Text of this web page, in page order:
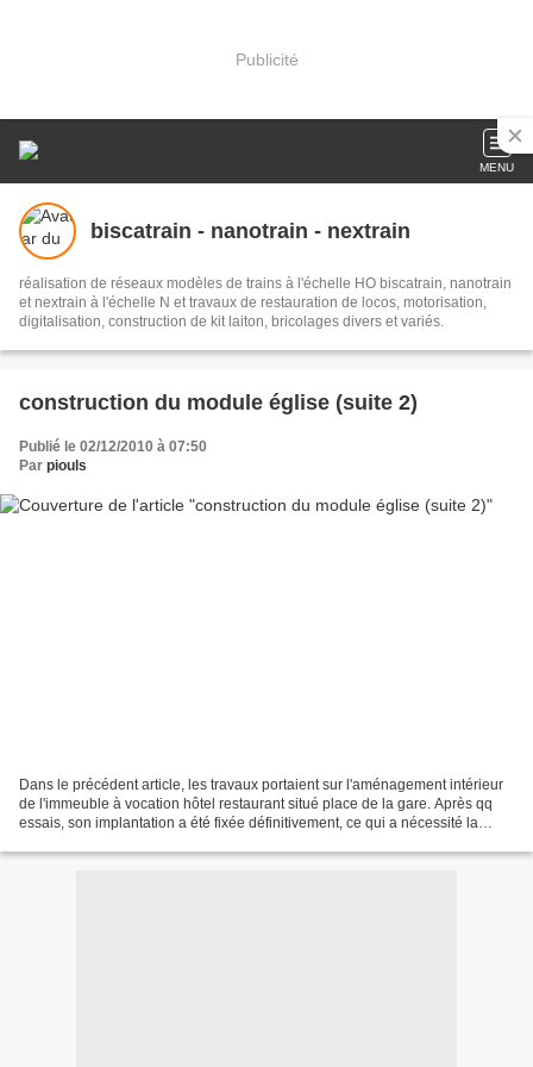
Publicité
MENU
biscatrain - nanotrain - nextrain
réalisation de réseaux modèles de trains à l'échelle HO biscatrain, nanotrain
et nextrain à l'échelle N et travaux de restauration de locos, motorisation,
digitalisation, construction de kit laiton, bricolages divers et variés.
construction du module église (suite 2)
Publié le 02/12/2010 à 07:50
Par piouls
Dans le précédent article, les travaux portaient sur l'aménagement intérieur
de l'immeuble à vocation hôtel restaurant situé place de la gare. Après qq
essais, son implantation a été fixée définitivement, ce qui a nécessité la